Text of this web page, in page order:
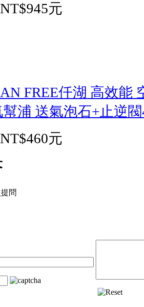
NT$945元
FREE仟湖 高效能
浦 送氣泡石+止逆
NT$460元
問